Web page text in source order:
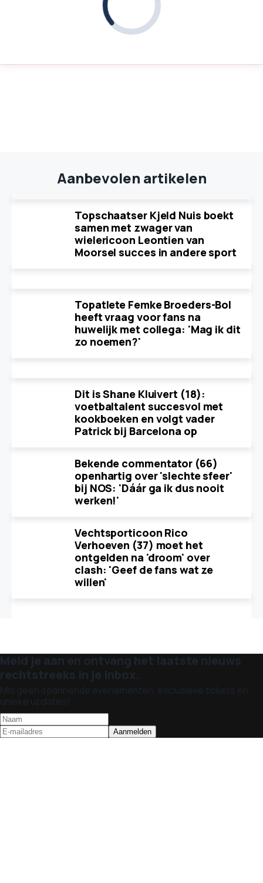
Aanbevolen artikelen
Topschaatser Kjeld Nuis boekt
samen met zwager van
wielericoon Leontien van
Moorsel succes in andere sport
Topatlete Femke Broeders-Bol
heeft vraag voor fans na
huwelijk met collega: 'Mag ik dit
zo noemen?'
Dit is Shane Kluivert (18):
voetbaltalent succesvol met
kookboeken en volgt vader
Patrick bij Barcelona op
Bekende commentator (66)
openhartig over 'slechte sfeer'
bij NOS: 'Dáár ga ik dus nooit
werken!'
Vechtsporticoon Rico
Verhoeven (37) moet het
ontgelden na 'droom' over
clash: 'Geef de fans wat ze
willen'
Meld je aan en ontvang het laatste nieuws
rechtstreeks in je inbox.
Mis geen spannende evenementen, exclusieve tickets en
unieke updates!